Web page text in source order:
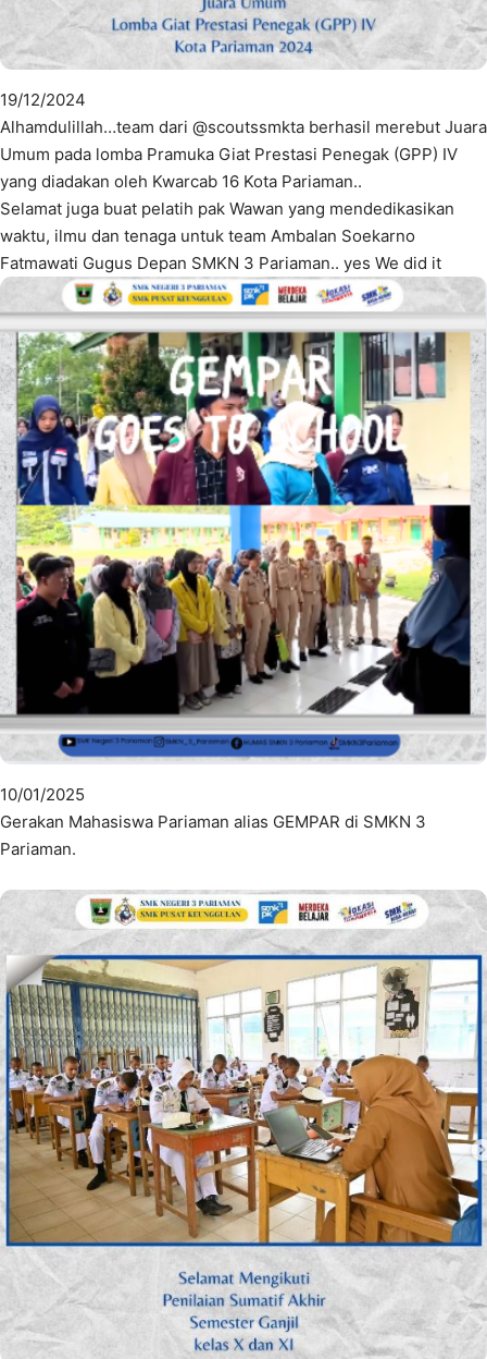
19/12/2024
Alhamdulillah…team dari @scoutssmkta berhasil merebut Juara
Umum pada lomba Pramuka Giat Prestasi Penegak (GPP) IV
yang diadakan oleh Kwarcab 16 Kota Pariaman..
Selamat juga buat pelatih pak Wawan yang mendedikasikan
waktu, ilmu dan tenaga untuk team Ambalan Soekarno
Fatmawati Gugus Depan SMKN 3 Pariaman.. yes We did it
10/01/2025
Gerakan Mahasiswa Pariaman alias GEMPAR di SMKN 3
Pariaman.